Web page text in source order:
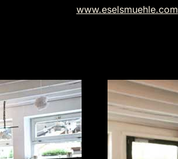
www.eselsmuehle.com